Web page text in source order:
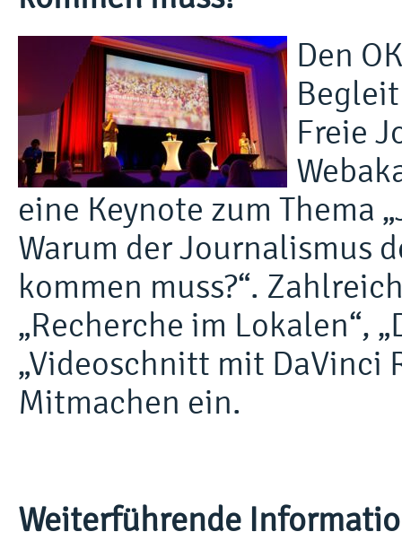
Den
Freie
eine Keynote zum Thema
Warum der Journalismus
kommen muss?“.
„Recherche im Lokalen“,
„Videoschnitt mit DaVinci
Mitmachen ein.
Weiterführende